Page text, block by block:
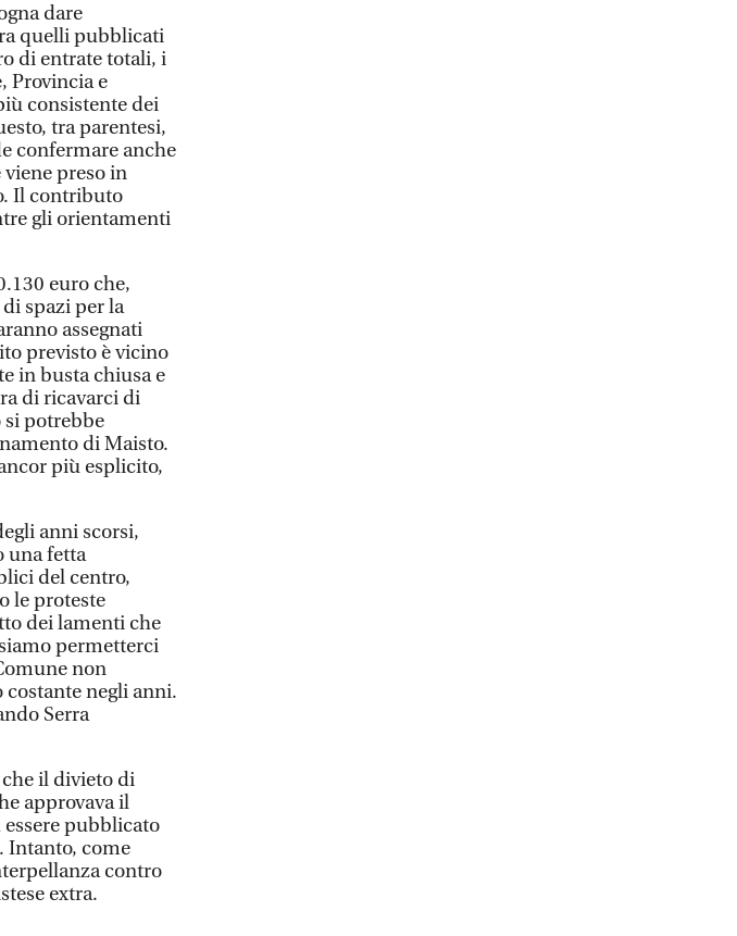
dare
quelli pubblicati
di entrate totali, i
Provincia e
consistente dei
tra parentesi,
confermare anche
viene preso in
Il contributo
gli orientamenti
euro che,
spazi per la
assegnati
previsto è vicino
in busta chiusa e
di ricavarci di
si potrebbe
di Maisto.
più esplicito,
anni scorsi,
una fetta
del centro,
le proteste
dei lamenti che
permetterci
non
negli anni.
Serra
che il divieto di
approvava il
pubblicato
Intanto, come
contro
extra.